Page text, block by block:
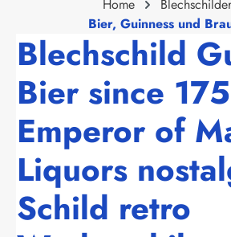
Home
Blechschilder
Bier, Guinness und
Blechschild
Bier since
Emperor of
Liquors
Schild retro